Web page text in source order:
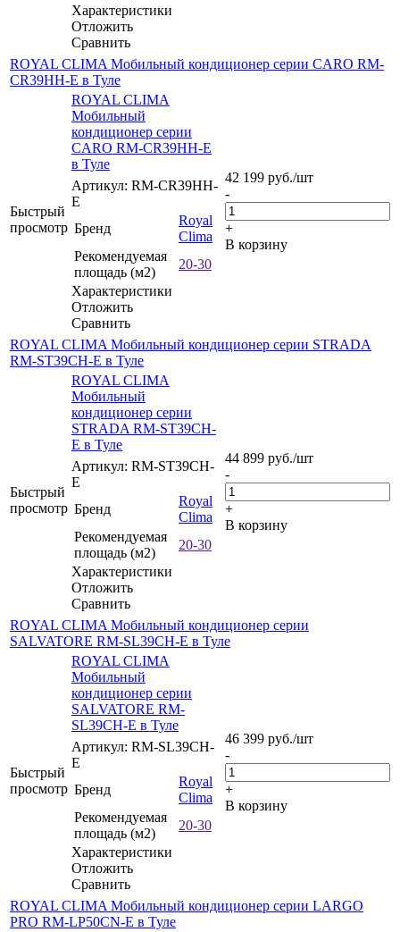
Характеристики
Отложить
Сравнить
ROYAL CLIMA Мобильный кондиционер серии CARO RM-
CR39HH-E в Туле
Быстрый
просмотр
ROYAL CLIMA
Мобильный
кондиционер серии
CARO RM-CR39HH-E
в Туле
Артикул: RM-CR39HH-
E
Бренд
Royal
Clima
Рекомендуемая
площадь (м2)
20-30
Характеристики
Отложить
Сравнить
42 199 руб./шт
-
+
В корзину
ROYAL CLIMA Мобильный кондиционер cерии STRADA
RM-ST39CH-E в Туле
Быстрый
просмотр
ROYAL CLIMA
Мобильный
кондиционер cерии
STRADA RM-ST39CH-
E в Туле
Артикул: RM-ST39CH-
E
Бренд
Royal
Clima
Рекомендуемая
площадь (м2)
20-30
Характеристики
Отложить
Сравнить
44 899 руб./шт
-
+
В корзину
ROYAL CLIMA Мобильный кондиционер серии
SALVATORE RM-SL39CH-E в Туле
Быстрый
просмотр
ROYAL CLIMA
Мобильный
кондиционер серии
SALVATORE RM-
SL39CH-E в Туле
Артикул: RM-SL39CH-
E
Бренд
Royal
Clima
Рекомендуемая
площадь (м2)
20-30
Характеристики
Отложить
Сравнить
46 399 руб./шт
-
+
В корзину
ROYAL CLIMA Мобильный кондиционер cерии LARGO
PRO RM-LP50CN-E в Туле